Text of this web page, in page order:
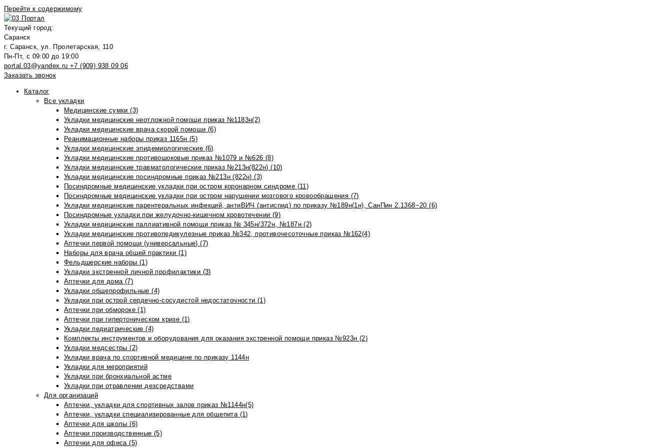
Перейти к содержимому
Текущий город:
Саранск
г. Саранск, ул. Пролетарская, 110
Пн-Пт, с 09:00 до 19:00
portal.03@yandex.ru +7 (909) 938 09 06
Заказать звонок
Каталог
Все укладки
Медицинские сумки (3)
Укладки медицинские неотложной помощи приказ №1183н(2)
Укладки медицинские врача скорой помощи (6)
Реанимационные наборы приказ 1165н (5)
Укладки медицинские эпидемиологические (6)
Укладки медицинские противошоковые приказ №1079 и №626 (8)
Укладки медицинские травматологические приказ №213н(822н) (10)
Укладки медицинские посиндромные приказ №213н (822н) (3)
Посиндромные медицинские укладки при остром коронарном синдроме (11)
Посиндромные медицинские укладки при остром нарушении мозгового кровообращения (7)
Укладки медицинские парентеральных инфекций, антиВИЧ (антиспид) по приказу №189н(1н), СанПин 2.1368−20 (6)
Посиндромные укладки при желудочно-кишечном кровотечении (9)
Укладки медицинские паллиативной помощи приказ № 345н/372н, №187н (2)
Укладки медицинские противопедикулезные приказ №342, противочесоточные приказ №162(4)
Аптечки первой помощи (универсальные) (7)
Наборы для врача общей практики (1)
Фельдшерские наборы (1)
Укладки экстренной личной профилактики (3)
Аптечки для дома (7)
Укладки общепрофильные (4)
Укладки при острой сердечно-сосудистой недостаточности (1)
Аптечки при обмороке (1)
Аптечки при гипертоническом кризе (1)
Укладки педиатрические (4)
Комплекты инструментов и оборудования для оказания экстренной помощи приказ №923н (2)
Укладки медсестры (2)
Укладки врача по спортивной медицине по приказу 1144н
Укладки для мероприятий
Укладки при бронхиальной астме
Укладки при отравлении дезсредствами
Для организаций
Аптечки, укладки для спортивных залов приказ №1144н(5)
Аптечки, укладки специализированные для общепита (1)
Аптечки для школы (6)
Аптечки производственные (5)
Аптечки для офиса (5)